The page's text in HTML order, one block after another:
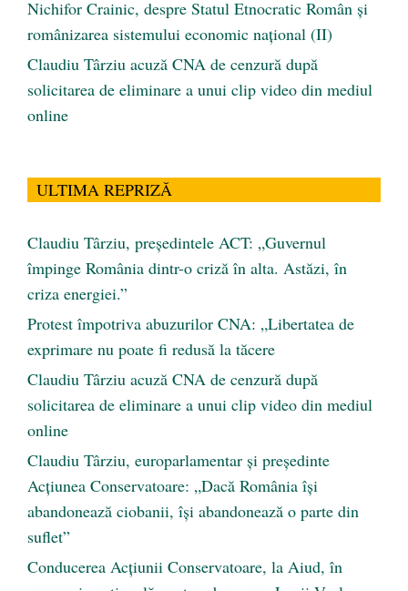
Nichifor Crainic, despre Statul Etnocratic Român şi
românizarea sistemului economic naţional (II)
Claudiu Târziu acuză CNA de cenzură după
solicitarea de eliminare a unui clip video din mediul
online
ULTIMA REPRIZĂ
Claudiu Târziu, președintele ACT: „Guvernul
împinge România dintr-o criză în alta. Astăzi, în
criza energiei.”
Protest împotriva abuzurilor CNA: „Libertatea de
exprimare nu poate fi redusă la tăcere
Claudiu Târziu acuză CNA de cenzură după
solicitarea de eliminare a unui clip video din mediul
online
Claudiu Târziu, europarlamentar și președinte
Acțiunea Conservatoare: „Dacă România își
abandonează ciobanii, își abandonează o parte din
suflet”
Conducerea Acțiunii Conservatoare, la Aiud, în